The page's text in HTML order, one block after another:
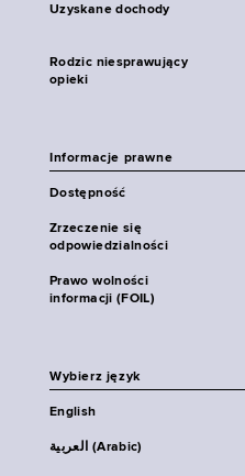
Uzyskane dochody
Rodzic niesprawujący
opieki
Informacje prawne
Dostępność
Zrzeczenie się
odpowiedzialności
Prawo wolności
informacji (FOIL)
Wybierz język
English
العربية (Arabic)